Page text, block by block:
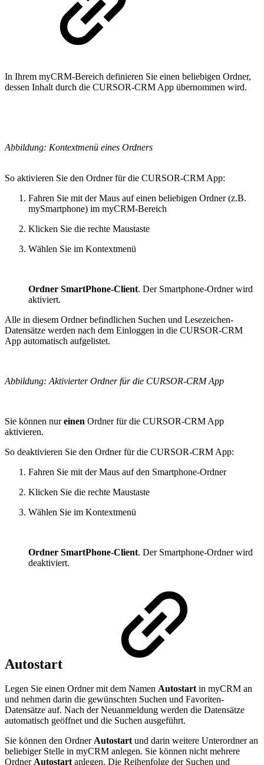
In Ihrem myCRM-Bereich definieren Sie einen beliebigen Ordner,
dessen Inhalt durch die CURSOR-CRM App übernommen wird.
Abbildung: Kontextmenü eines Ordners
So aktivieren Sie den Ordner für die CURSOR-CRM App:
Fahren Sie mit der Maus auf einen beliebigen Ordner (z.B.
mySmartphone) im myCRM-Bereich
Klicken Sie die rechte Maustaste
Wählen Sie im Kontextmenü
Ordner SmartPhone-Client. Der Smartphone-Ordner wird
aktiviert.
Alle in diesem Ordner befindlichen Suchen und Lesezeichen-
Datensätze werden nach dem Einloggen in die CURSOR-CRM
App automatisch aufgelistet.
Abbildung: Aktivierter Ordner für die CURSOR-CRM App
Sie können nureinen Ordner für die CURSOR-CRM App
aktivieren.
So deaktivieren Sie den Ordner für die CURSOR-CRM App:
Fahren Sie mit der Maus auf den Smartphone-Ordner
Klicken Sie die rechte Maustaste
Wählen Sie im Kontextmenü
Ordner SmartPhone-Client. Der Smartphone-Ordner wird
deaktiviert.
Autostart
Legen Sie einen Ordner mit dem Namen Autostartin myCRM an
und nehmen darin die gewünschten Suchen und Favoriten-
Datensätze auf. Nach der Neuanmeldung werden die Datensätze
automatisch geöffnet und die Suchen ausgeführt.
Sie können den OrdnerAutostartund darin weitere Unterordner an
beliebiger Stelle in myCRM anlegen. Sie können nicht mehrere
OrdnerAutostartanlegen. Die Reihenfolge der Suchen und